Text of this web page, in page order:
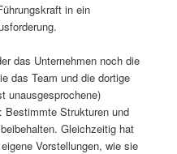
in ein
das Unternehmen noch die
das Team und die dortige
unausgesprochene)
Bestimmte Strukturen und
Gleichzeitig hat
Vorstellungen, wie sie